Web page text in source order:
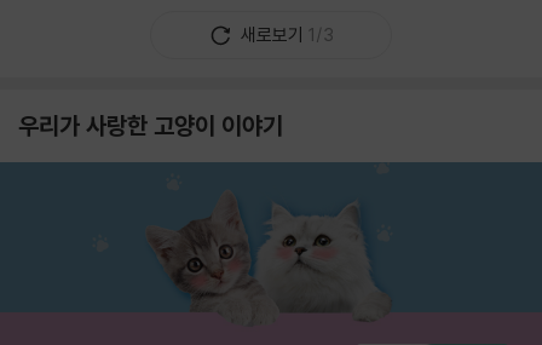
새로보기 1/3
우리가 사랑한 고양이 이야기